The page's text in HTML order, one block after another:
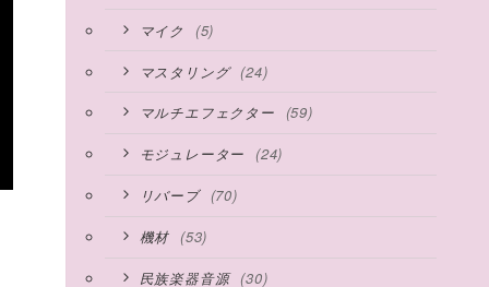
マイク (5)
マスタリング (24)
マルチエフェクター (59)
モジュレーター (24)
リバーブ (70)
機材 (53)
民族楽器音源 (30)